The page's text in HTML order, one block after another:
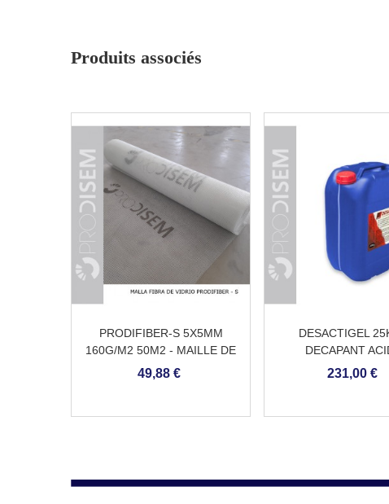
Produits associés
PRODIFIBER-S 5X5MM
160G/M2 50M2 - MAILLE DE
FIBRE DE VERRE ANTI-
49,88 €
DESACTIGEL
DECAPANT
231,00 €